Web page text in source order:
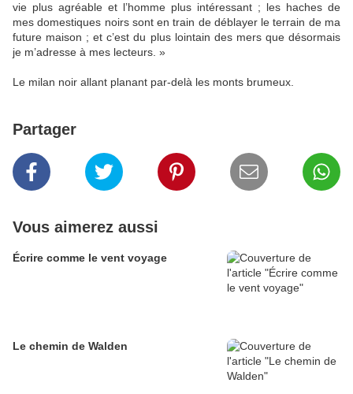
vie plus agréable et l’homme plus intéressant ; les haches de
mes domestiques noirs sont en train de déblayer le terrain de ma
future maison ; et c’est du plus lointain des mers que désormais
je m’adresse à mes lecteurs. »
Le milan noir allant planant par-delà les monts brumeux.
Partager
Vous aimerez aussi
Écrire comme le vent voyage
Le chemin de Walden